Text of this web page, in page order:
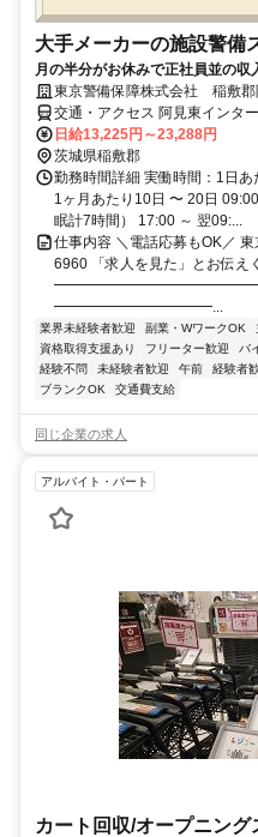
大手メーカーの施設警備
月の半分がお休みで正社員並の
東京警備保障株式会社 稲敷郡
交通・アクセス 阿見東インタ
日給13,225円～23,288円
茨城県稲敷郡
勤務時間詳細 実働時間：1日あ
1ヶ月あたり10日 〜 20日
眠計7時間） 17:00 ～ 翌09:...
仕事内容 ＼電話応募もOK／
6960 「求人を見た」とお伝え
━━━━━━━━━━━━━━━━━━
━━━━━━━━━━━...
業界未経験者歓迎 副業・WワークOK
資格取得支援あり
フリーター歓迎 バ
経験不問
未経験者歓迎 午前 経験者
ブランクOK
交通費支給
同じ企業の求人
アルバイト・パート
カート回収/オープニング